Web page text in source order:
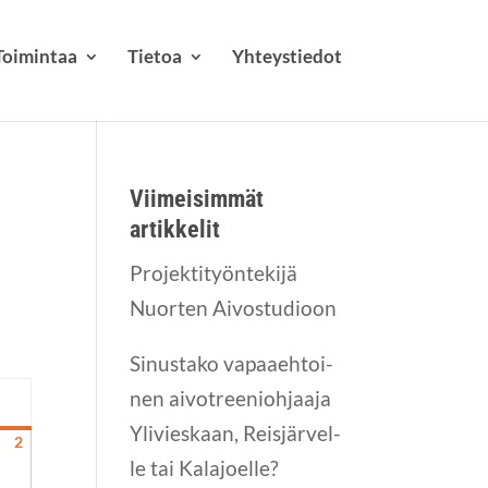
Tie­toa Yhteys­tie­dot
2
Vii­mei­sim­mät
artikkelit
Pro­jek­ti­työn­te­ki­jä
Nuor­ten Aivostudioon
Sinus­ta­ko vapaa­eh­toi­
nen aivot­ree­nioh­jaa­ja
Yli­vies­kaan, Reis­jär­vel­
le tai Kala­joel­le?